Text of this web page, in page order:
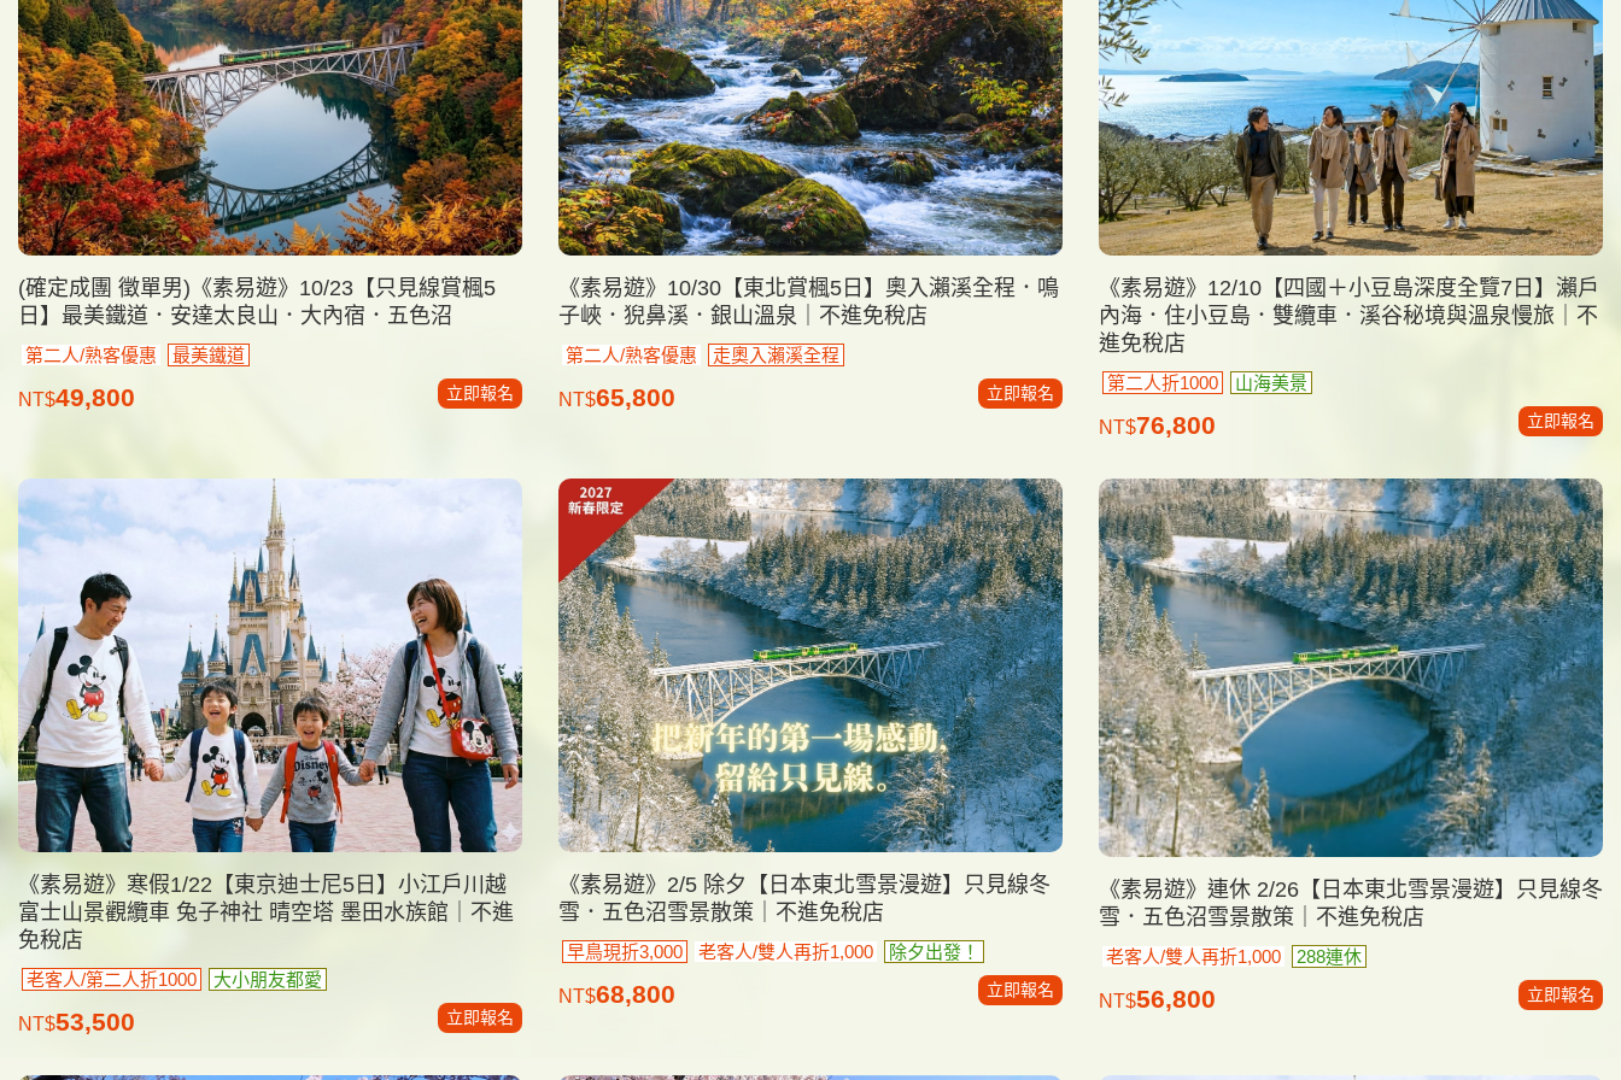
(確定成團 徵單男)《素易遊》10/23【只見線賞楓5
日】最美鐵道．安達太良山．大內宿．五色沼
第二人/熟客優惠 最美鐵道
NT$49,800 立即報名
《素易遊》10/30【東北賞楓5日】奧入瀨溪全程．鳴
子峽．猊鼻溪．銀山溫泉｜不進免稅店
第二人/熟客優惠 走奧入瀨溪全程
NT$65,800 立即報名
《素易遊》12/10【四國＋小豆島深度全覽7日】瀨戶
內海．住小豆島．雙纜車．溪谷秘境與溫泉慢旅｜不
進免稅店
第二人折1000 山海美景
NT$76,800 立即報名
《素易遊》寒假1/22【東京迪士尼5日】小江戶川越
富士山景觀纜車 兔子神社 晴空塔 墨田水族館｜不進
免稅店
老客人/第二人折1000 大小朋友都愛
NT$53,500 立即報名
《素易遊》2/5 除夕【日本東北雪景漫遊】只見線冬
雪．五色沼雪景散策｜不進免稅店
早鳥現折3,000 老客人/雙人再折1,000 除夕出發！
NT$68,800 立即報名
《素易遊》連休 2/26【日本東北雪景漫遊】只見線冬
雪．五色沼雪景散策｜不進免稅店
老客人/雙人再折1,000 288連休
NT$56,800 立即報名